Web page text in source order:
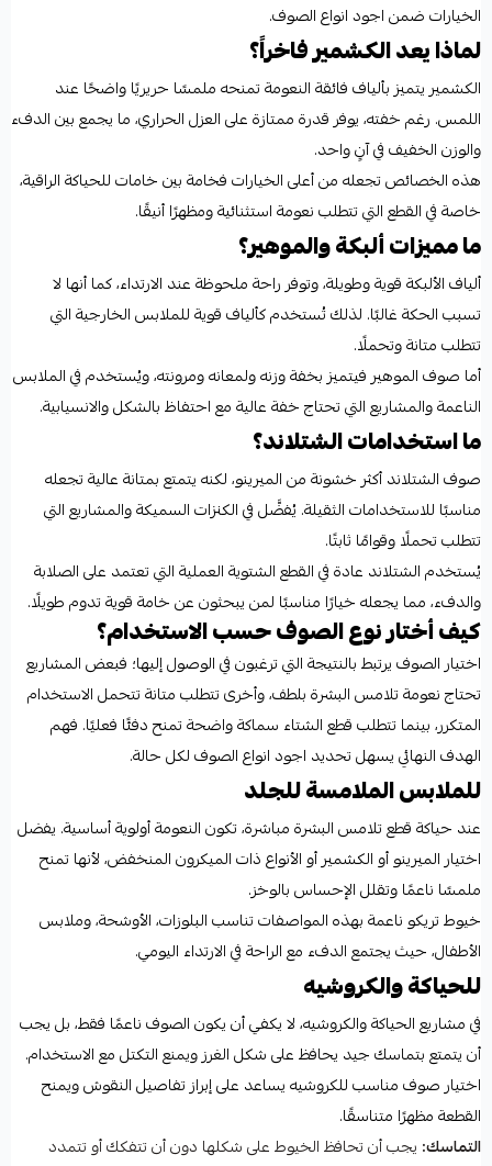
الخيارات ضمن اجود انواع الصوف.
لماذا يعد الكشمير فاخراً؟
الكشمير يتميز بألياف فائقة النعومة تمنحه ملمسًا حريريًا واضحًا عند
اللمس. رغم خفته، يوفر قدرة ممتازة على العزل الحراري، ما يجمع بين الدفء
والوزن الخفيف في آنٍ واحد.
هذه الخصائص تجعله من أعلى الخيارات فخامة بين خامات للحياكة الراقية،
خاصة في القطع التي تتطلب نعومة استثنائية ومظهرًا أنيقًا.
ما مميزات ألبكة والموهير؟
ألياف الألبكة قوية وطويلة، وتوفر راحة ملحوظة عند الارتداء، كما أنها لا
تسبب الحكة غالبًا. لذلك تُستخدم كألياف قوية للملابس الخارجية التي
تتطلب متانة وتحملًا.
أما صوف الموهير فيتميز بخفة وزنه ولمعانه ومرونته، ويُستخدم في الملابس
الناعمة والمشاريع التي تحتاج خفة عالية مع احتفاظ بالشكل والانسيابية.
ما استخدامات الشتلاند؟
صوف الشتلاند أكثر خشونة من الميرينو، لكنه يتمتع بمتانة عالية تجعله
مناسبًا للاستخدامات الثقيلة. يُفضَّل في الكنزات السميكة والمشاريع التي
تتطلب تحملًا وقوامًا ثابتًا.
يُستخدم الشتلاند عادة في القطع الشتوية العملية التي تعتمد على الصلابة
والدفء، مما يجعله خيارًا مناسبًا لمن يبحثون عن خامة قوية تدوم طويلًا.
كيف أختار نوع الصوف حسب الاستخدام؟
اختيار الصوف يرتبط بالنتيجة التي ترغبون في الوصول إليها؛ فبعض المشاريع
تحتاج نعومة تلامس البشرة بلطف، وأخرى تتطلب متانة تتحمل الاستخدام
المتكرر، بينما تتطلب قطع الشتاء سماكة واضحة تمنح دفئًا فعليًا. فهم
الهدف النهائي يسهل تحديد اجود انواع الصوف لكل حالة.
للملابس الملامسة للجلد
عند حياكة قطع تلامس البشرة مباشرة، تكون النعومة أولوية أساسية. يفضل
اختيار الميرينو أو الكشمير أو الأنواع ذات الميكرون المنخفض، لأنها تمنح
ملمسًا ناعمًا وتقلل الإحساس بالوخز.
خيوط تريكو ناعمة بهذه المواصفات تناسب البلوزات، الأوشحة، وملابس
الأطفال، حيث يجتمع الدفء مع الراحة في الارتداء اليومي.
للحياكة والكروشيه
في مشاريع الحياكة والكروشيه، لا يكفي أن يكون الصوف ناعمًا فقط، بل يجب
أن يتمتع بتماسك جيد يحافظ على شكل الغرز ويمنع التكتل مع الاستخدام.
اختيار صوف مناسب للكروشيه يساعد على إبراز تفاصيل النقوش ويمنح
القطعة مظهرًا متناسقًا.
التماسك: يجب أن تحافظ الخيوط على شكلها دون أن تتفكك أو تتمدد